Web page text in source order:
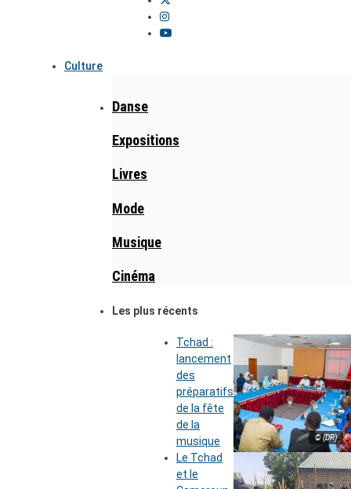
Culture
Danse
Expositions
Livres
Mode
Musique
Cinéma
Les plus récents
© (DR)
Tchad :
lancement
des
préparatifs
de la fête
de la
musique
Le Tchad
et le